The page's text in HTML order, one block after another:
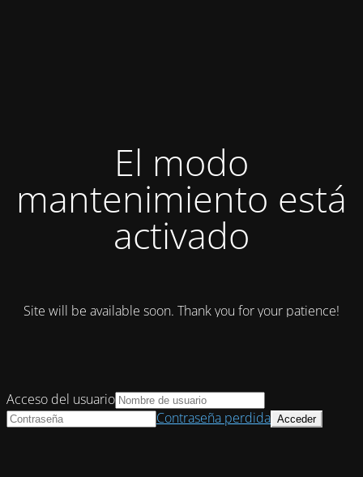
El modo
mantenimiento está
activado
Site will be available soon. Thank you for your patience!
Acceso del usuario
Contraseña perdida